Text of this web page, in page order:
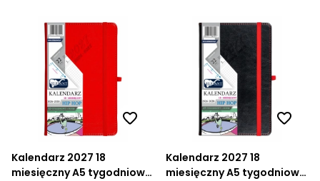
Kalendarz 2027 18
miesięczny A5 tygodniowy
Kalendarz 2027 18
miesięczny A5 tygodniowy